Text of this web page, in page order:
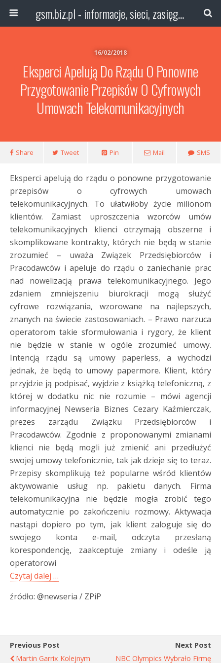
gsm.biz.pl - informacje, sieci, zasięg technologie
16/02/2018
Eksperci Apelują Do Rządu O Ponowne
Przygotowanie Przepisów O Cyfrowych
Umowach Telekomunikacyjnych
Share Tweet Pin Mail SMS
Eksperci apelują do rządu o ponowne przygotowanie
przepisów o cyfrowych umowach
telekomunikacyjnych. To ułatwiłoby życie milionom
klientów. Zamiast uproszczenia wzorców umów
telekomunikacyjnych klienci otrzymają obszerne i
skomplikowane kontrakty, których nie będą w stanie
zrozumieć – uważa Związek Przedsiębiorców i
Pracodawców i apeluje do rządu o zaniechanie prac
nad nowelizacją prawa telekomunikacyjnego. Jego
zdaniem zmniejszeniu biurokracji mogą służyć
cyfrowe rozwiązania, wzorowane na najlepszych,
znanych na świecie zastosowaniach. – Prawo narzuca
operatorom takie sformułowania i rygory, że klient
nie będzie w stanie w ogóle zrozumieć umowy.
Intencją rządu są umowy paperless, a wychodzi
jednak, że będą to umowy papermore. Klient, który
przyjdzie ją podpisać, wyjdzie z książką telefoniczną, z
której w dodatku nic nie rozumie – mówi agencji
informacyjnej Newseria Biznes Cezary Kaźmierczak,
prezes zarządu Związku Przedsiębiorców i
Pracodawców. Zgodnie z proponowanymi zmianami
klienci nie będą mogli już zmienić ani przedłużyć
swojej umowy telefonicznie, tak jak dzieje się to teraz.
Przepisy skomplikują też popularne wśród klientów
aktywowanie usług np. pakietu danych. Firma
telekomunikacyjna nie będzie mogła zrobić tego
automatycznie po zakończeniu rozmowy. Aktywacja
nastąpi dopiero po tym, jak klient zaloguje się do
swojego konta e-mail, odczyta przesłaną
korespondencję, zaakceptuje zmiany i odeśle ją
operatorowi
Czytaj dalej …
źródło: @newseria / ZPiP
Previous Post
Martin Garrix Kolejnym
Next Post
NBC Olympics Wybrało Firmę